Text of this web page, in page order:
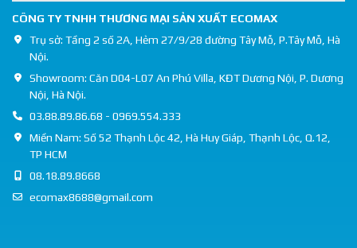
CÔNG TY TNHH THƯƠNG MẠI SẢN XUẤT ECOMAX
Trụ sở: Tầng 2 số 2A, Hẻm 27/9/28 đường Tây Mỗ, P.Tây Mỗ, Hà
Nội.
Showroom: Căn D04-L07 An Phú Villa, KĐT Dương Nội, P. Dương
Nội, Hà Nội.
03.88.89.86.68 - 0969.554.333
Miền Nam: Số 52 Thạnh Lộc 42, Hà Huy Giáp, Thạnh Lộc, Q.12,
TP HCM
08.18.89.8668
ecomax8688@gmail.com